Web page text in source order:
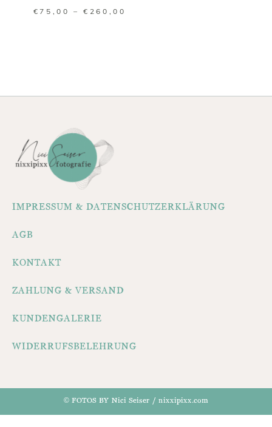
€75,00 –€ 260,00
IMPRESSUM & DATENSCHUTZERKLÄRUNG
AGB
KONTAKT
ZAHLUNG & VERSAND
KUNDENGALERIE
WIDERRUFSBELEHRUNG
© FOTOS BY Nici Seiser / nixxipixx.com